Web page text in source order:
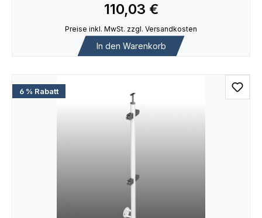
110,03 €
Preise inkl. MwSt. zzgl. Versandkosten
In den Warenkorb
6 % Rabatt